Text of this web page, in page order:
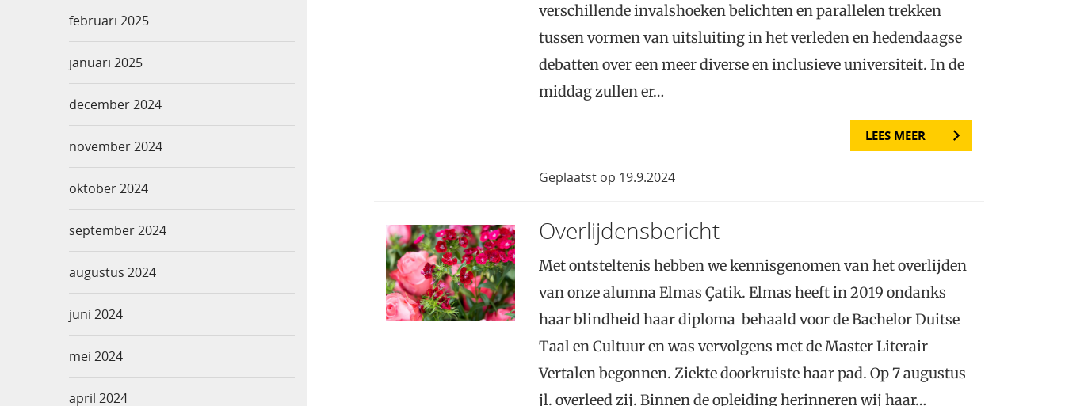
februari 2025
januari 2025
december 2024
november 2024
oktober 2024
september 2024
augustus 2024
juni 2024
mei 2024
april 2024
verschillende invalshoeken belichten en parallelen trekken
tussen vormen van uitsluiting in het verleden en hedendaagse
debatten over een meer diverse en inclusieve universiteit. In de
middag zullen er…
LEES MEER
Geplaatst op 19.9.2024
Overlijdensbericht
Met ontsteltenis hebben we kennisgenomen van het overlijden
van onze alumna Elmas Çatik. Elmas heeft in 2019 ondanks
haar blindheid haar diploma behaald voor de Bachelor Duitse
Taal en Cultuur en was vervolgens met de Master Literair
Vertalen begonnen. Ziekte doorkruiste haar pad. Op 7 augustus
jl. overleed zij. Binnen de opleiding herinneren wij haar…